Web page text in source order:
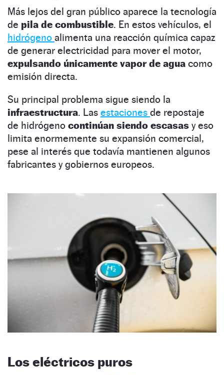
Más lejos del gran público aparece la tecnología
de pila de combustible. En estos vehículos, el
hidrógeno alimenta una reacción química capaz
de generar electricidad para mover el motor,
expulsando únicamente vapor de agua como
emisión directa.
Su principal problema sigue siendo la
infraestructura. Las estaciones de repostaje
de hidrógeno continúan siendo escasas y eso
limita enormemente su expansión comercial,
pese al interés que todavía mantienen algunos
fabricantes y gobiernos europeos.
Los eléctricos puros